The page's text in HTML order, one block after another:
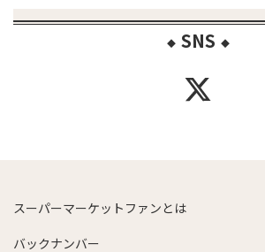
◆ SNS ◆
スーパーマーケットファンとは
バックナンバー